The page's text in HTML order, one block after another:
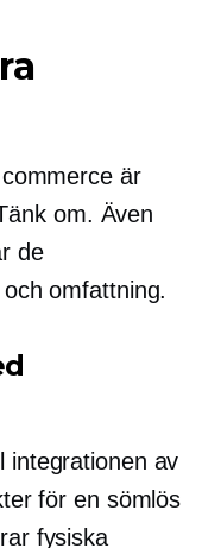
är
om. Även
de
omfattning.
integrationen av
för en sömlös
fysiska